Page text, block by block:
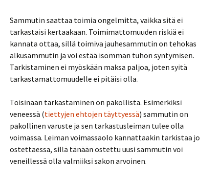
Sammutin saattaa toimia ongelmitta, vaikka sitä ei
tarkastaisi kertaakaan. Toimimattomuuden riskiä ei
kannata ottaa, sillä toimiva jauhesammutin on tehokas
alkusammutin ja voi estää isomman tuhon syntymisen.
Tarkistaminen ei myöskään maksa paljoa, joten syitä
tarkastamattomuudelle ei pitäisi olla.
Toisinaan tarkastaminen on pakollista. Esimerkiksi
veneessä (tiettyjen ehtojen täyttyessä) sammutin on
pakollinen varuste ja sen tarkastusleiman tulee olla
voimassa. Leiman voimassaolo kannattaakin tarkistaa jo
ostettaessa, sillä tänään ostettu uusi sammutin voi
veneillessä olla valmiiksi sakon arvoinen.